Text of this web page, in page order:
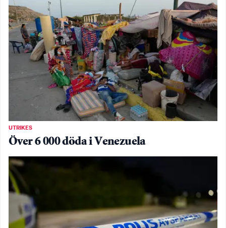
UTRIKES
Över 6 000 döda i Venezuela